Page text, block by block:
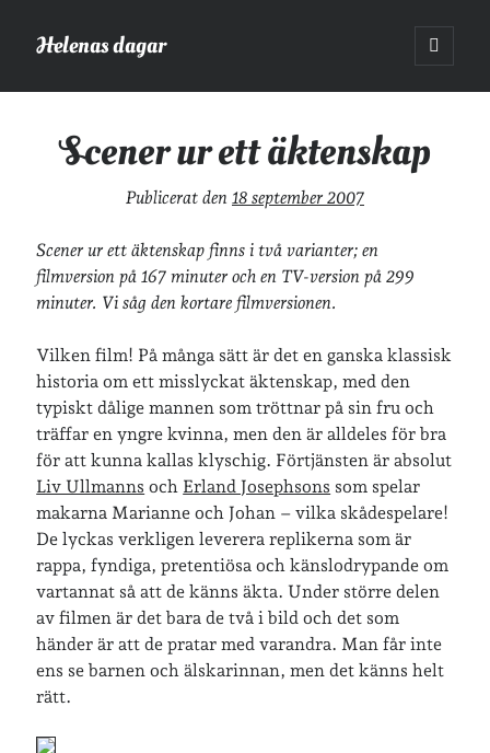
Helenas dagar
öppna
primär
Sidopanel
Hej!
Jag heter Helena och är mamma till Ava och Sander, fru till Jonas
och frontendutvecklare på Tieto. Jag tycker om läsande, skrivande,
geocaching, löpning och att dricka te. Mer om mig här.
Om lösenordsskyddade inlägg
Senaste inläggen
Sista semesterveckan
Från Hälleforsnäs till Katrineholm på Sörmlandsleden
Nu är jag 46 år
Två veckor på Öland
Jonas 47 år!
Scener ur ett äktenskap
Publicerat den 18 september 2007
Scener ur ett äktenskap finns i två varianter; en
filmversion på 167 minuter och en TV-version på 299
minuter. Vi såg den kortare filmversionen.
Vilken film! På många sätt är det en ganska klassisk
historia om ett misslyckat äktenskap, med den
typiskt dålige mannen som tröttnar på sin fru och
träffar en yngre kvinna, men den är alldeles för bra
för att kunna kallas klyschig. Förtjänsten är absolut
Liv Ullmanns och Erland Josephsons som spelar
makarna Marianne och Johan – vilka skådespelare!
De lyckas verkligen leverera replikerna som är
rappa, fyndiga, pretentiösa och känslodrypande om
vartannat så att de känns äkta. Under större delen
av filmen är det bara de två i bild och det som
händer är att de pratar med varandra. Man får inte
ens se barnen och älskarinnan, men det känns helt
rätt.